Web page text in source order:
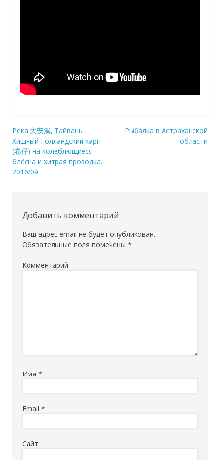
Навигация
по
записям
Река 大安溪, Тайвань.
Хищный Голландский карп
(卷仔) на колеблющиеся
блёсна и хитрая проводка.
2016/09
Рыбалка в Астраханской
области
Добавить комментарий
Ваш адрес email не будет опубликован.
Обязательные поля помечены *
Комментарий
Имя *
Email *
Сайт